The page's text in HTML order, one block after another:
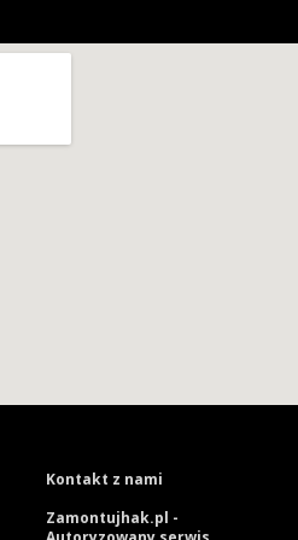
Kontakt z nami
Zamontujhak.pl -